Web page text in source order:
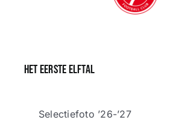
Het eerste elftal
Selectiefoto ’26-’27